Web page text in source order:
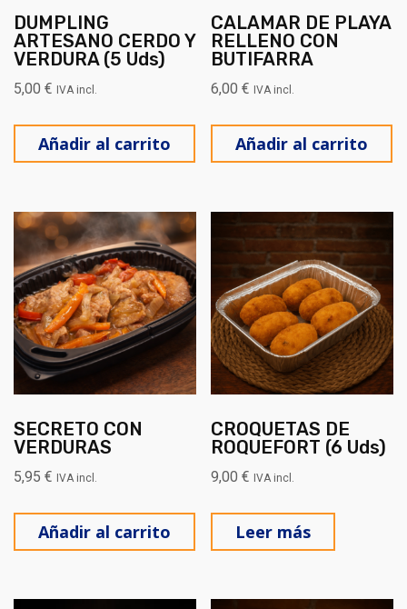
DUMPLING
ARTESANO CERDO Y
VERDURA (5 Uds)
5,00 € IVA incl.
Añadir al carrito
CALAMAR DE PLAYA
RELLENO CON
BUTIFARRA
6,00€ IVA incl.
Añadir al carrito
SECRETO CON
VERDURAS
5,95 € IVA incl.
Añadir al carrito
CROQUETAS DE
ROQUEFORT (6 Uds)
9,00€ IVA incl.
Leer más